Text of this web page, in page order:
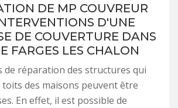
DE MP COUVREUR
D'UNE
DE COUVERTURE DANS
FARGES LES CHALON
de réparation des structures qui
des maisons peuvent être
En effet, il est possible de